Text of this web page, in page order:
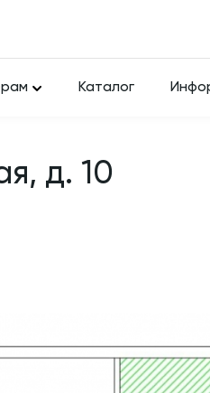
Каталог
д. 10